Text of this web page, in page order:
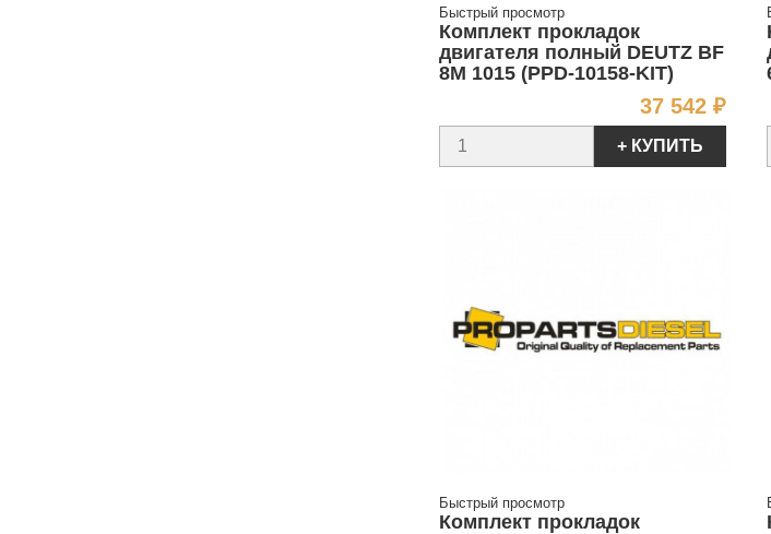
Быстрый просмотр
Комплект прокладок
двигателя полный DEUTZ BF
8M 1015 (PPD-10158-KIT)
37 542 ₽Цена
+ КУПИТЬ
Быстрый просмотр
Комплект прокладок